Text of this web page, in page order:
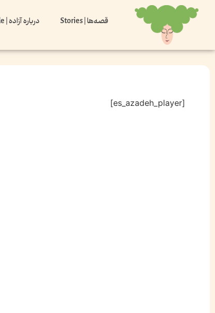
قصه‌ها | Stories درباره آزاده | About Azade
[es_azadeh_player]